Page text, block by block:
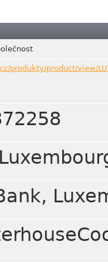
produkty/product/view/